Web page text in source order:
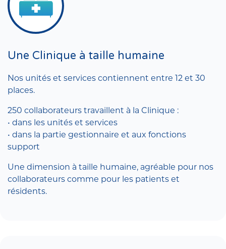
Une Clinique à taille humaine
Nos unités et services contiennent entre 12 et 30
places.
250 collaborateurs travaillent à la Clinique :
• dans les unités et services
• dans la partie gestionnaire et aux fonctions
support
Une dimension à taille humaine, agréable pour nos
collaborateurs comme pour les patients et
résidents.